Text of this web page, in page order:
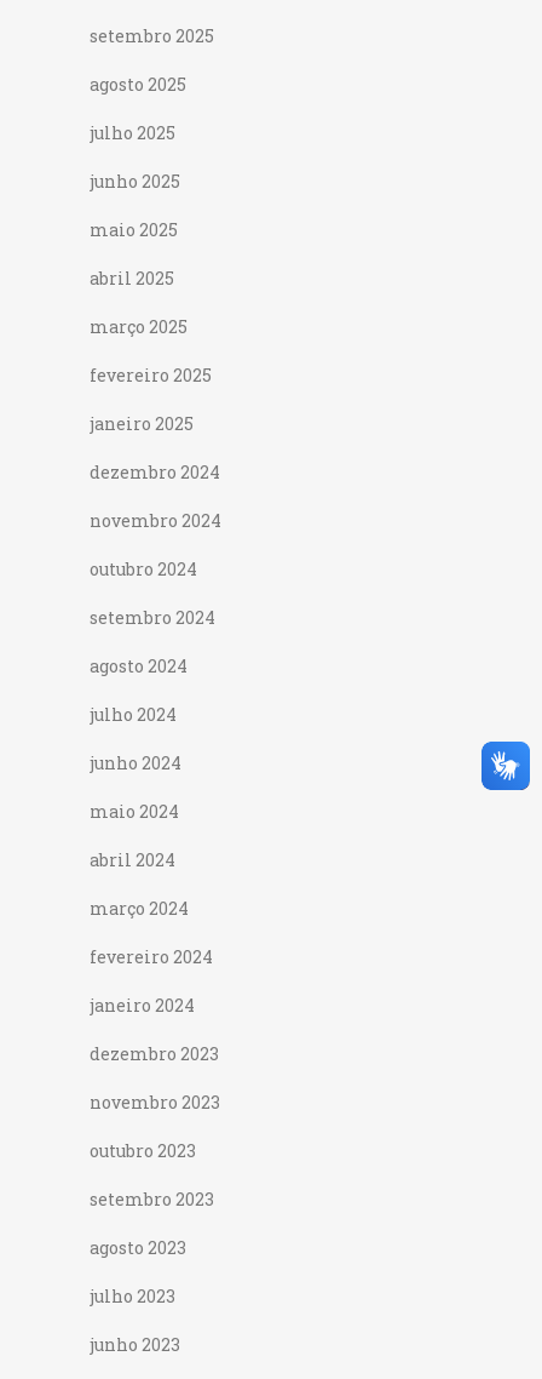
setembro 2025
agosto 2025
julho 2025
junho 2025
maio 2025
abril 2025
março 2025
fevereiro 2025
janeiro 2025
dezembro 2024
novembro 2024
outubro 2024
setembro 2024
agosto 2024
julho 2024
junho 2024
maio 2024
abril 2024
março 2024
fevereiro 2024
janeiro 2024
dezembro 2023
novembro 2023
outubro 2023
setembro 2023
agosto 2023
julho 2023
junho 2023